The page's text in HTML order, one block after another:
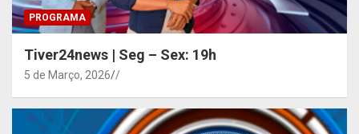
PROGRAMA
Tiver24news | Seg – Sex: 19h
5 de Março, 2026 /